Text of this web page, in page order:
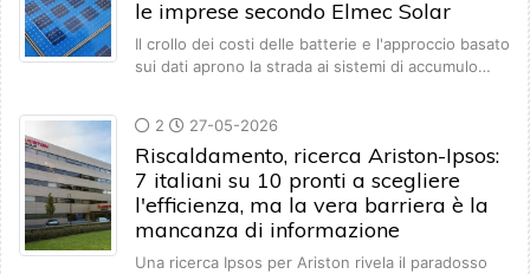
le imprese secondo Elmec Solar
Il crollo dei costi delle batterie e l'approccio basato
sui dati aprono la strada ai sistemi di accumulo…
2 27-05-2026
Riscaldamento, ricerca Ariston-Ipsos:
7 italiani su 10 pronti a scegliere
l'efficienza, ma la vera barriera è la
mancanza di informazione
Una ricerca Ipsos per Ariston rivela il paradosso